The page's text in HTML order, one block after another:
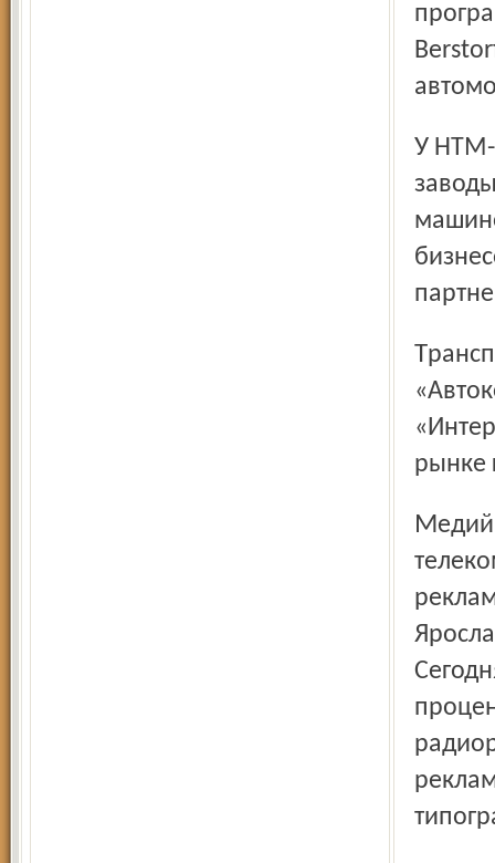
У НТМ-Холдинга есть и машиностроительный бизнес –
Транспортный бизнес НТМ-Холдинга включает в себя ОАО
рынке
Медийное направление бизнеса представлено